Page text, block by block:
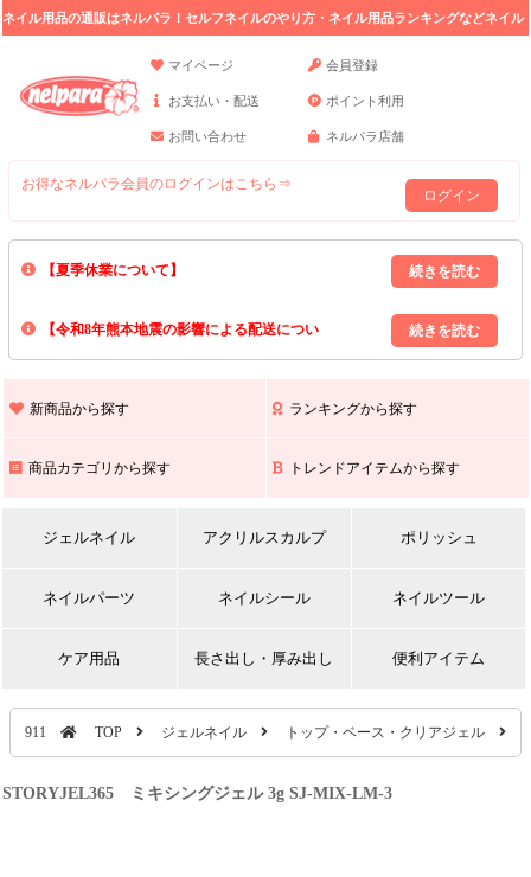
ネイル用品の通販はネルパラ！セルフネイルのやり方・ネイル用品ランキングなどネイル
マイページ
会員登録
お支払い・配送 ポイント利用
お問い合わせ ネルパラ店舗
お得なネルパラ会員のログインはこちら⇒
ログイン
【夏季休業について】
8/13(木)～8/16(日)の間｢出荷業務・お問い合わせ業務｣はお休みいたしま
上記期間中のご注文・お問い合わせは8/17(月)以降の対応となりますので
【令和8年熊本地震の影響による配送につい
また､ 九州全域でお荷物のお届けに遅延が生じております｡
新商品から探す ランキングから探す
商品カテゴリから探す トレンドアイテムから探す
ジェルネイル アクリルスカルプ ポリッシュ
ネイルパーツ ネイルシール ネイルツール
ケア用品 長さ出し・厚み出し 便利アイテム
911 TOP ジェルネイル トップ・ベース・クリアジェル
STORYJEL365 ミキシングジェル 3g SJ-MIX-LM-3